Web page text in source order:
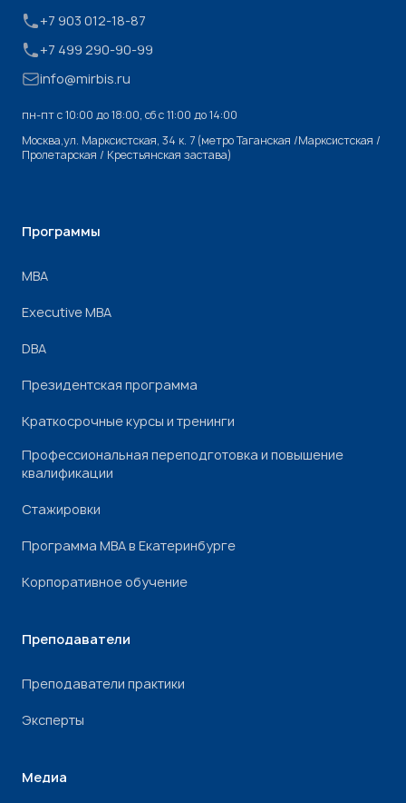
+7 903 012-18-87
+7 499 290-90-99
info@mirbis.ru
пн-пт с 10:00 до 18:00, cб с 11:00 до 14:00
Москва,ул. Марксистская, 34 к. 7 (метро Таганская /Марксистская /
Пролетарская / Крестьянская застава)
Программы
МВА
Executive MBA
DBA
Президентская программа
Краткосрочные курсы и тренинги
Профессиональная переподготовка и повышение
квалификации
Стажировки
Программа МВА в Екатеринбурге
Корпоративное обучение
Преподаватели
Преподаватели практики
Эксперты
Медиа